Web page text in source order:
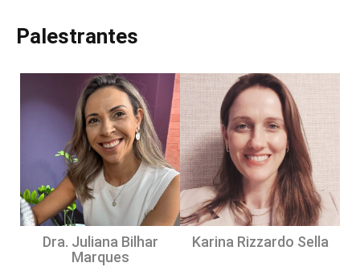
Palestrantes
Dra. Juliana Bilhar
Marques
Karina Rizzardo Sella